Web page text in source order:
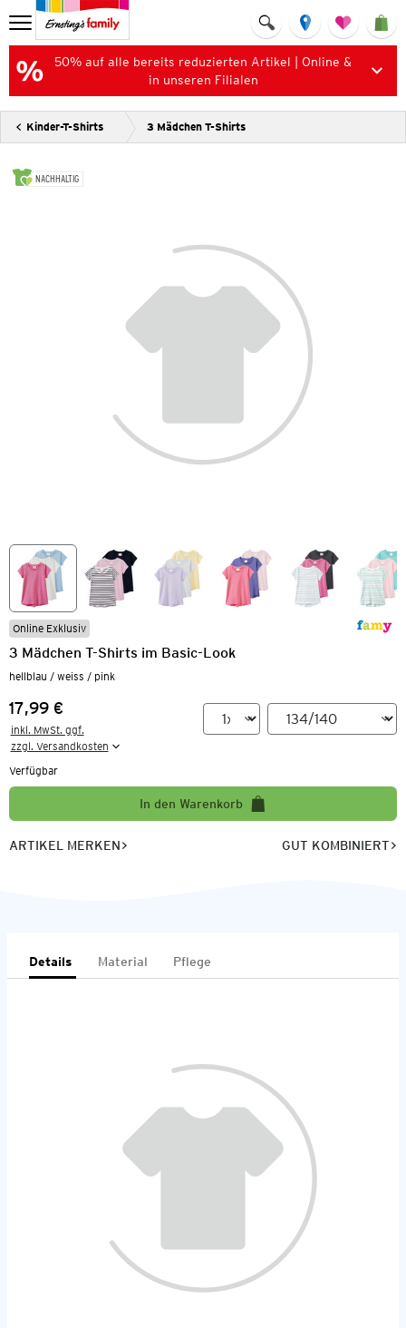
50% auf alle bereits reduzierten Artikel | Online &
in unseren Filialen
Kinder-T-Shirts 3 Mädchen T-Shirts
NACHHALTIG
Online Exklusiv
3 Mädchen T-Shirts im Basic-Look
hellblau / weiss / pink
Preis:
17,99 €
inkl. MwSt. ggf.
zzgl. Versandkosten
Verfügbar
In den Warenkorb
ARTIKEL MERKEN GUT KOMBINIERT
Details Material Pflege